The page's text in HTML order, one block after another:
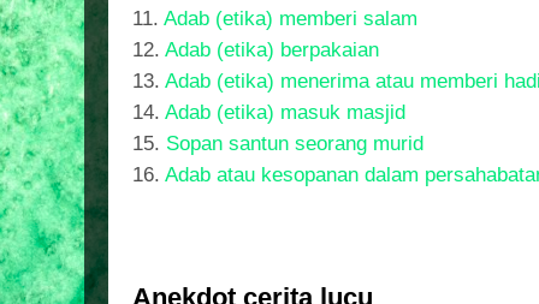
11. Adab (etika) memberi salam
12. Adab (etika) berpakaian
13. Adab (etika) menerima atau memberi
14. Adab (etika) masuk masjid
15. Sopan santun seorang murid
16. Adab atau kesopanan dalam
Anekdot cerita lucu